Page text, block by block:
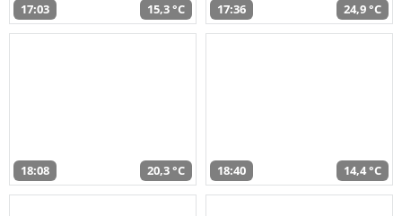
17:03 15,3 °C 17:36 24,9 °C
18:08 20,3 °C 18:40 14,4 °C